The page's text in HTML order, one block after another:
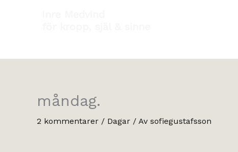
måndag.
2 kommentarer / Dagar / Av sofiegustafsson